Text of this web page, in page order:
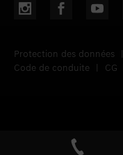
Protection des données |
Code de conduite | CG